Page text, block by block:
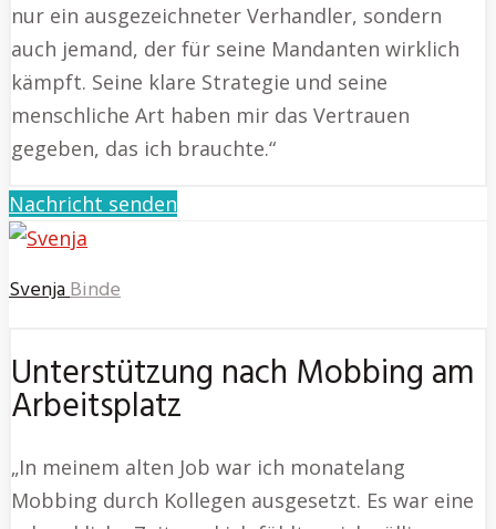
nur ein ausgezeichneter Verhandler, sondern
auch jemand, der für seine Mandanten wirklich
kämpft. Seine klare Strategie und seine
menschliche Art haben mir das Vertrauen
gegeben, das ich brauchte.“
Nachricht senden
SvenjaBinde
Unterstützung nach Mobbing am
Arbeitsplatz
„In meinem alten Job war ich monatelang
Mobbing durch Kollegen ausgesetzt. Es war eine